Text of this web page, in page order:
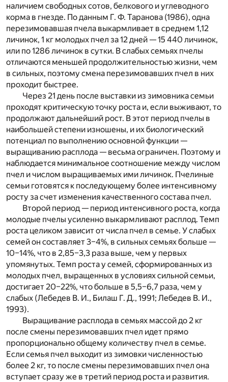
наличием свободных сотов, белкового и углеводного
корма в гнезде. По данным Г. Ф. Таранова (1986), одна
перезимовавшая пчела выкармливает в среднем 1,12
личинок, 1 кг молодых пчел за 12 дней — 15 440 личинок,
или по 1286 личинок в сутки. В слабых семьях пчелы
отличаются меньшей продолжительностью жизни, чем
в сильных, поэтому смена перезимовавших пчел в них
проходит быстрее.
Через 21 день после выставки из зимовника семьи
проходят критическую точку роста и, если выживают, то
продолжают дальнейший рост. В этот период пчелы в
наибольшей степени изношены, и их биологический
потенциал по выполнению основной функции —
выращиванию расплода — весьма ограничен. Поэтому и
наблюдается минимальное соотношение между числом
пчел и числом выращиваемых ими личинок. Пчелиные
семьи готовятся к последующему более интенсивному
росту за счет изменения качественного состава пчел.
Второй период — период интенсивного роста, когда
молодые пчелы усиленно выкармливают расплод. Темп
роста целиком зависит от числа пчел в семье. У слабых
семей он составляет 3–4%, в сильных семьях больше —
10–14%, что в 2,85–3,3 раза выше, чем у первых
упомянутых. Темп роста у семей, сформированных из
молодых пчел, выращенных в условиях сильной семьи,
достигает 20–22%, что больше в 5,5–6,7 раза, чем у
слабых (Лебедев В. И., Билаш Г. Д., 1991; Лебедев В. И.,
1993).
Выращивание расплода в семьях массой до 2 кг
после смены перезимовавших пчел идет прямо
пропорционально общему количеству пчел в семье.
Если семья пчел выходит из зимовки численностью
более 2 кг, то после смены перезимовавших пчел она
вступает сразу же в третий период роста и развития.